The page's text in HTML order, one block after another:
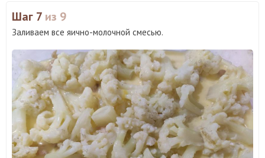
Шаг 7 из 9
Заливаем все яично-молочной смесью.